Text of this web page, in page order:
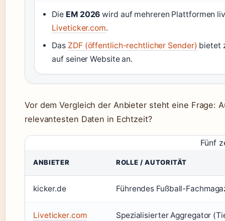
Die EM 2026 wird auf mehreren Plattformen
Liveticker.com.
Das ZDF (öffentlich-rechtlicher Sender) bietet
auf seiner Website an.
Vor dem Vergleich der Anbieter steht eine Frage:
relevantesten Daten in Echtzeit?
Fünf
ANBIETER ROLLE / AUTORITÄT
kicker.de Führendes Fußball-
Liveticker.com Spezialisierter Aggregator